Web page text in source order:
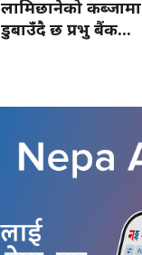
लामिछानेको
डुबाउँदै छ प्रभु बैंक...